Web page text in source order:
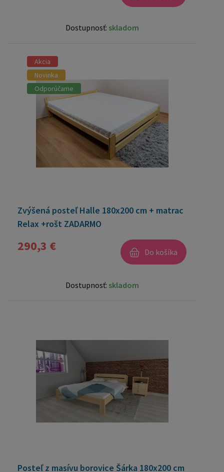
Dostupnosť: skladom
Akcia
Novinka
Odporúčame
Zvýšená posteľ Halle 180x200 cm + matrac
Relax +rošt ZADARMO
290,3 € Do košíka
Dostupnosť: skladom
Posteľ z masívu borovice Šárka 180x200 cm